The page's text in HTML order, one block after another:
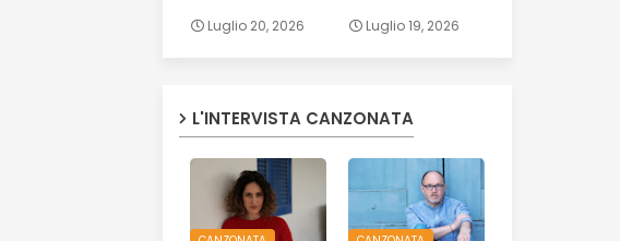
Luglio 20, 2026 Luglio 19, 2026
L'INTERVISTA CANZONATA